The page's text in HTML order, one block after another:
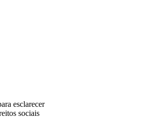
esclarecer
sociais